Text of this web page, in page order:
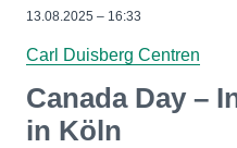
13.08.2025 – 16:33
Carl Duisberg Centren
Canada Day –
in Köln